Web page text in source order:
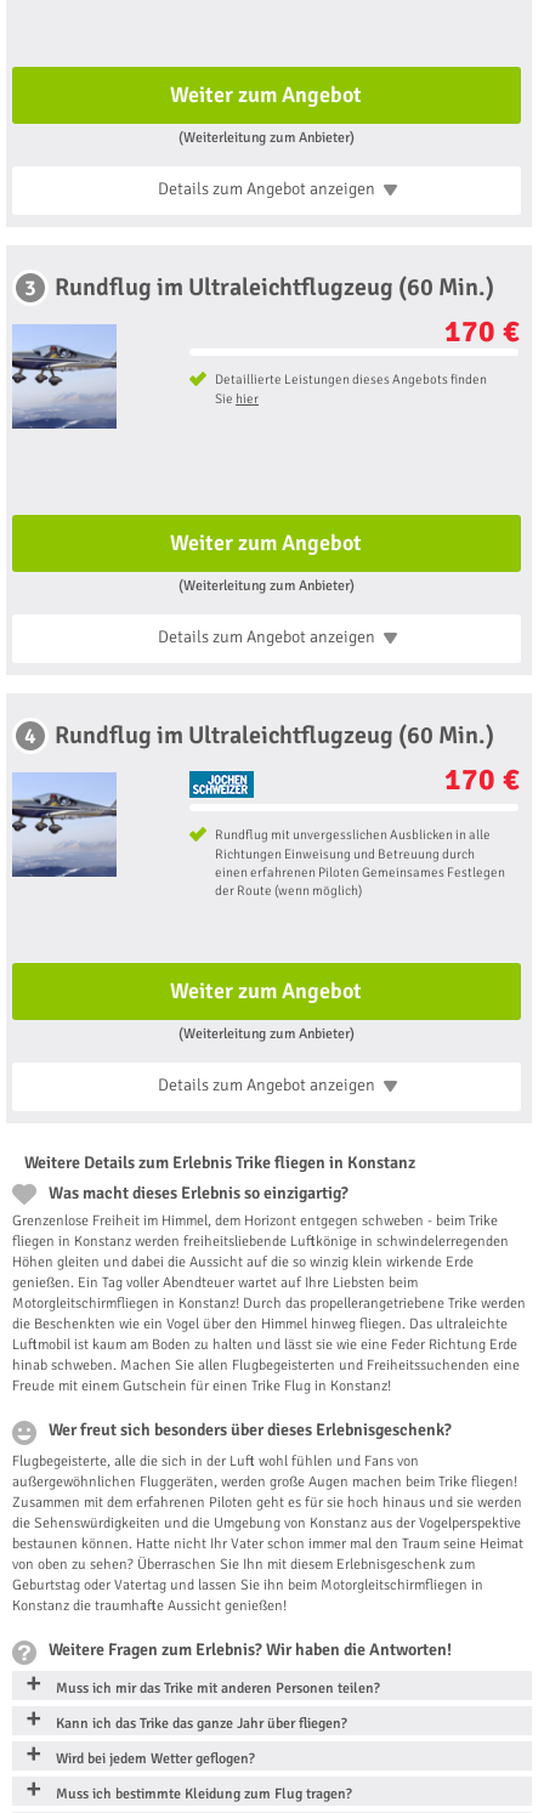
Weiter zum Angebot
(Weiterleitung zum Anbieter)
Details zum Angebotanzeigen
3 Rundflug im Ultraleichtflugzeug (60 Min.)
170 €
Detaillierte Leistungen dieses Angebots finden
Sie hier
Weiter zum Angebot
(Weiterleitung zum Anbieter)
Details zum Angebotanzeigen
4 Rundflug im Ultraleichtflugzeug (60 Min.)
170 €
Rundflug mit unvergesslichen Ausblicken in alle
Richtungen Einweisung und Betreuung durch
einen erfahrenen Piloten Gemeinsames Festlegen
der Route (wenn möglich)
Weiter zum Angebot
(Weiterleitung zum Anbieter)
Details zum Angebotanzeigen
Weitere Details zum Erlebnis Trike fliegen in Konstanz
Was macht dieses Erlebnis so einzigartig?
Grenzenlose Freiheit im Himmel, dem Horizont entgegen schweben - beim Trike
fliegen in Konstanz werden freiheitsliebende Luftkönige in schwindelerregenden
Höhen gleiten und dabei die Aussicht auf die so winzig klein wirkende Erde
genießen. Ein Tag voller Abendteuer wartet auf Ihre Liebsten beim
Motorgleitschirmfliegen in Konstanz! Durch das propellerangetriebene Trike werden
die Beschenkten wie ein Vogel über den Himmel hinweg fliegen. Das ultraleichte
Luftmobil ist kaum am Boden zu halten und lässt sie wie eine Feder Richtung Erde
hinab schweben. Machen Sie allen Flugbegeisterten und Freiheitssuchenden eine
Freude mit einem Gutschein für einen Trike Flug in Konstanz!
Wer freut sich besonders über dieses Erlebnisgeschenk?
Flugbegeisterte, alle die sich in der Luft wohl fühlen und Fans von
außergewöhnlichen Fluggeräten, werden große Augen machen beim Trike fliegen!
Zusammen mit dem erfahrenen Piloten geht es für sie hoch hinaus und sie werden
die Sehenswürdigkeiten und die Umgebung von Konstanz aus der Vogelperspektive
bestaunen können. Hatte nicht Ihr Vater schon immer mal den Traum seine Heimat
von oben zu sehen? Überraschen Sie Ihn mit diesem Erlebnisgeschenk zum
Geburtstag oder Vatertag und lassen Sie ihn beim Motorgleitschirmfliegen in
Konstanz die traumhafte Aussicht genießen!
Weitere Fragen zum Erlebnis? Wir haben die Antworten!
Muss ich mir das Trike mit anderen Personen teilen?
Kann ich das Trike das ganze Jahr über fliegen?
Wird bei jedem Wetter geflogen?
Muss ich bestimmte Kleidung zum Flug tragen?